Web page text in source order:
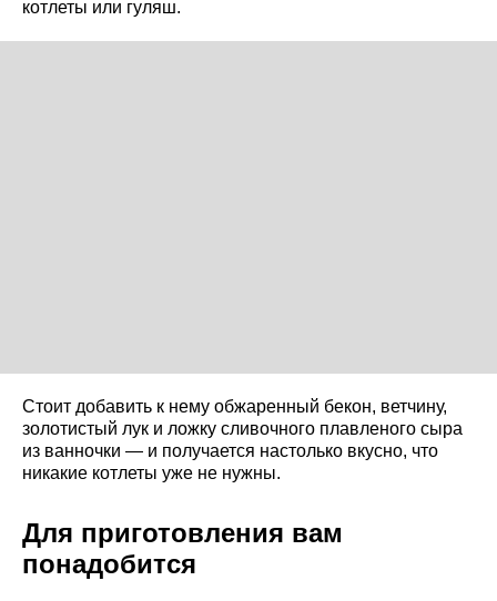
котлеты или гуляш.
Стоит добавить к нему обжаренный бекон, ветчину,
золотистый лук и ложку сливочного плавленого сыра
из ванночки — и получается настолько вкусно, что
никакие котлеты уже не нужны.
Для приготовления вам
понадобится